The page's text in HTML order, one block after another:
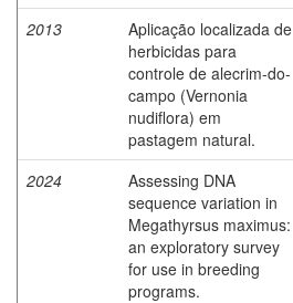
2013
Aplicação localizada de
herbicidas para
controle de alecrim-do-
campo (Vernonia
nudiflora) em
pastagem natural.
2024
Assessing DNA
sequence variation in
Megathyrsus maximus:
an exploratory survey
for use in breeding
programs.